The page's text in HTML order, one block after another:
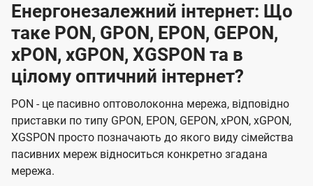
Енергонезалежний інтернет: Що
таке PON, GPON, EPON, GEPON,
xPON, xGPON, XGSPON та в
цілому оптичний інтернет?
PON - це пасивно оптоволоконна мережа, відповідно
приставки по типу GPON, EPON, GEPON, xPON, xGPON,
XGSPON просто позначають до якого виду сімейства
пасивних мереж відноситься конкретно згадана
мережа.